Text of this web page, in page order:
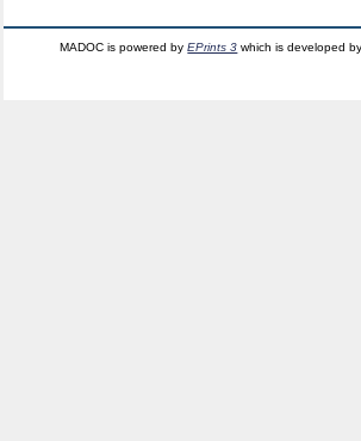
MADOC is powered byEPrints 3 which is developed